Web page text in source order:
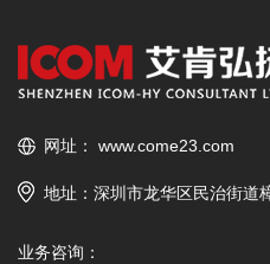
网址： www.come23.com
地址：深圳市龙华区民治街道
业务咨询：